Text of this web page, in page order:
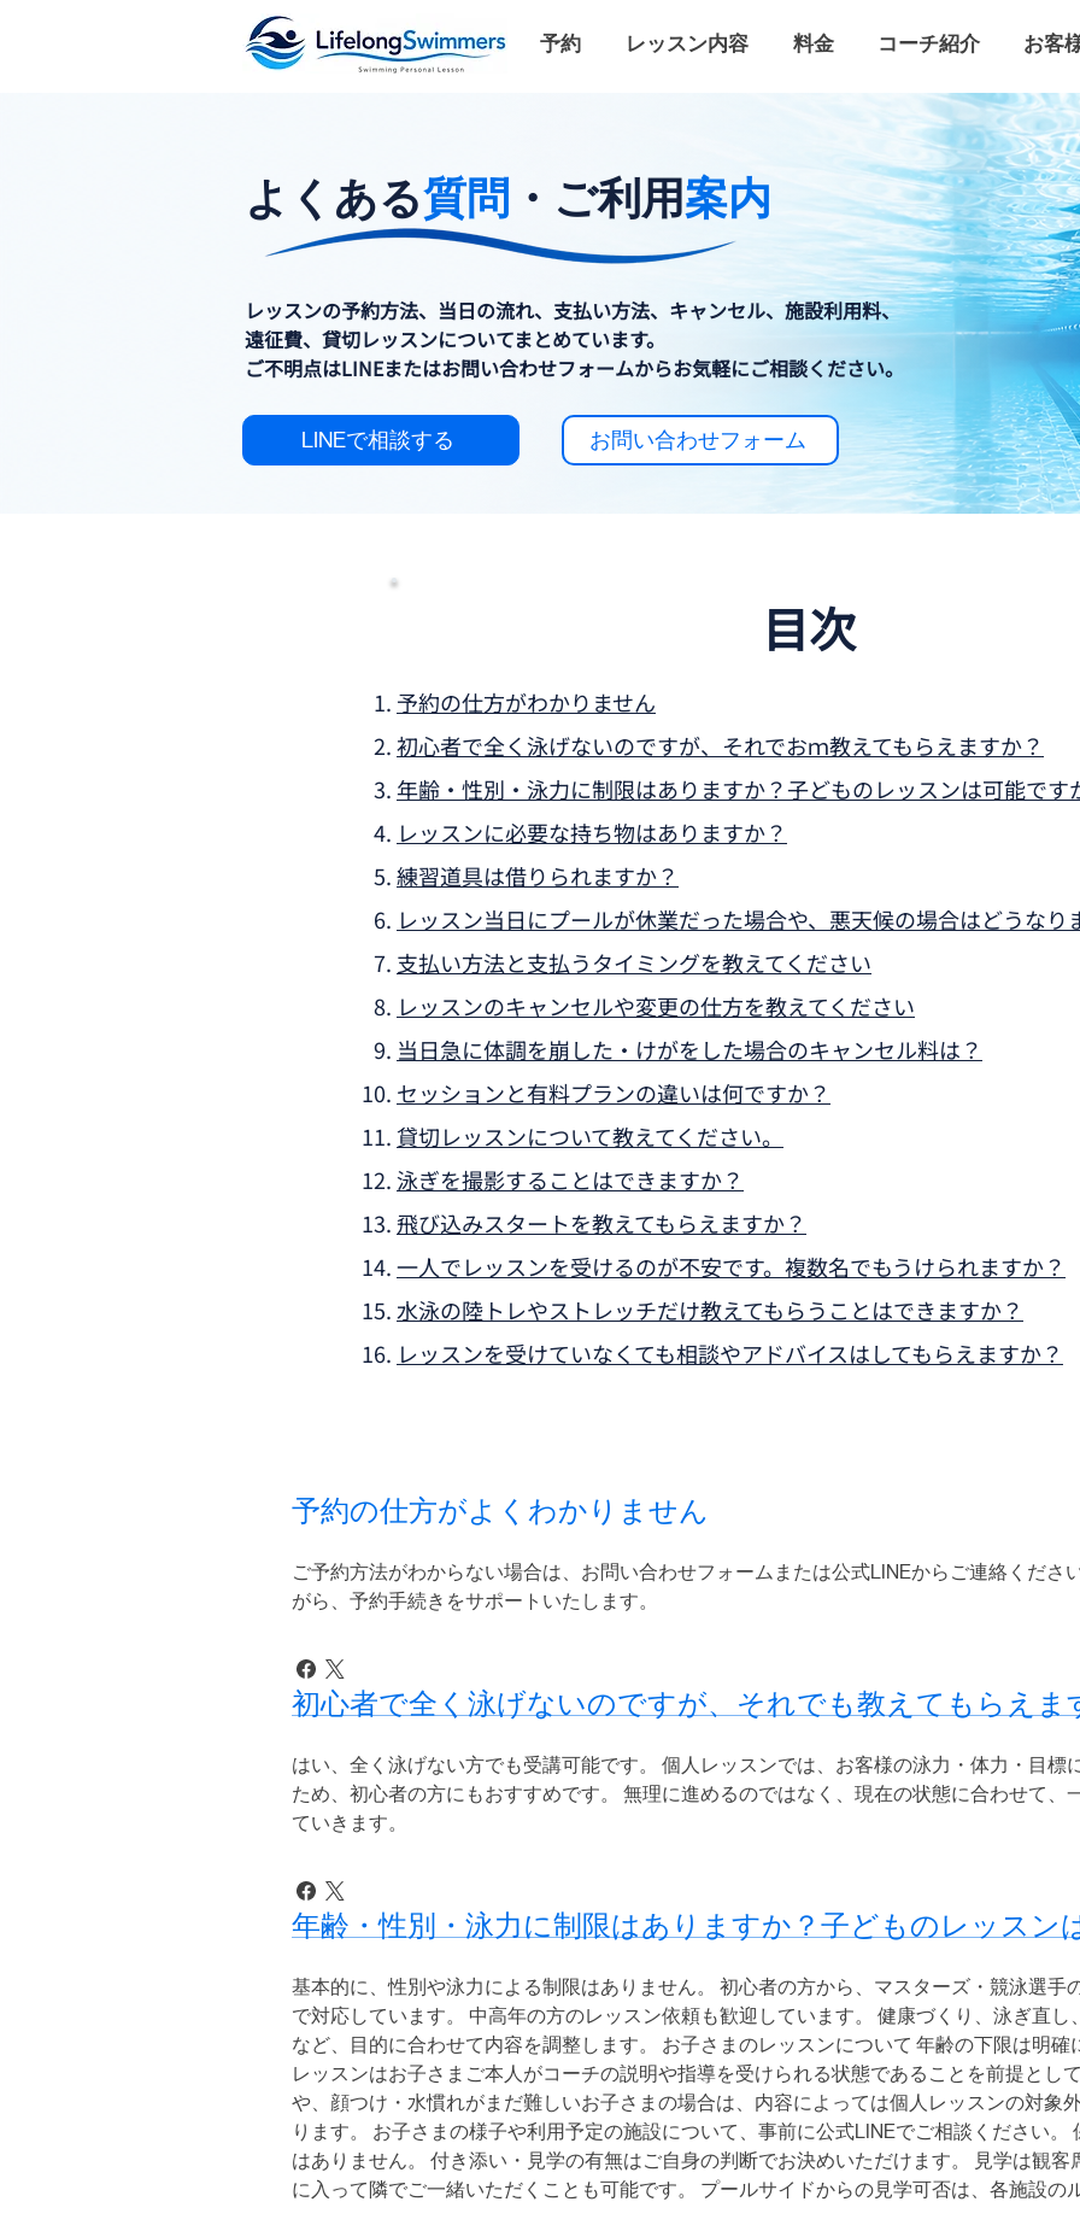
予約 レッスン内容 料金 コーチ紹介 お客
よくある質問 ・ご利用案内
レッスンの予約方法、当日の流れ、支払い方法、キャンセル、施設利用料、
遠征費、貸切レッスンについてまとめています。
​ご不明点はLINEまたはお問い合わせフォームからお気軽にご相談ください。
LINEで相談する お問い合わせフォーム
目次
予約の仕方がわかりません
初心者で全く泳げないのですが、それでおｍ教えてもらえますか？
年齢・性別・泳力に制限はありますか？子どものレッスンは可能です
レッスンに必要な持ち物はありますか？
練習道具は借りられますか？
レッスン当日にプールが休業だった場合や、悪天候の場合はどうなり
支払い方法と支払うタイミングを教えてください
レッスンのキャンセルや変更の仕方を教えてください
当日急に体調を崩した・けがをした場合のキャンセル料は？
セッションと有料プランの違いは何ですか？
貸切レッスンについて教えてください。
泳ぎを撮影することはできますか？
飛び込みスタートを教えてもらえますか？
一人でレッスンを受けるのが不安です。複数名でもうけられますか？
水泳の陸トレやストレッチだけ教えてもらうことはできますか？
​レッスンを受けていなくても相談やアドバイスはしてもらえますか？
予約の仕方がよくわかりません
ご予約方法がわからない場合は、お問い合わせフォームまたは公式LINEからご連絡くださ
がら、予約手続きをサポートいたします。
初心者で全く泳げないのですが、それでも教えてもらえま
はい、全く泳げない方でも受講可能です。 個人レッスンでは、お客様の泳力・体力・目標
ため、初心者の方にもおすすめです。 無理に進めるのではなく、現在の状態に合わせて、
ていきます。
年齢・性別・泳力に制限はありますか？子どものレッスン
基本的に、性別や泳力による制限はありません。 初心者の方から、マスターズ・競泳選手
で対応しています。 中高年の方のレッスン依頼も歓迎しています。 健康づくり、泳ぎ直
など、目的に合わせて内容を調整します。 お子さまのレッスンについて 年齢の下限は明確
レッスンはお子さまご本人がコーチの説明や指導を受けられる状態であることを前提とし
や、顔つけ・水慣れがまだ難しいお子さまの場合は、内容によっては個人レッスンの対象
ります。 お子さまの様子や利用予定の施設について、事前に公式LINEでご相談ください。
はありません。 付き添い・見学の有無はご自身の判断でお決めいただけます。 見学は観
に入って隣でご一緒いただくことも可能です。 プールサイドからの見学可否は、各施設の